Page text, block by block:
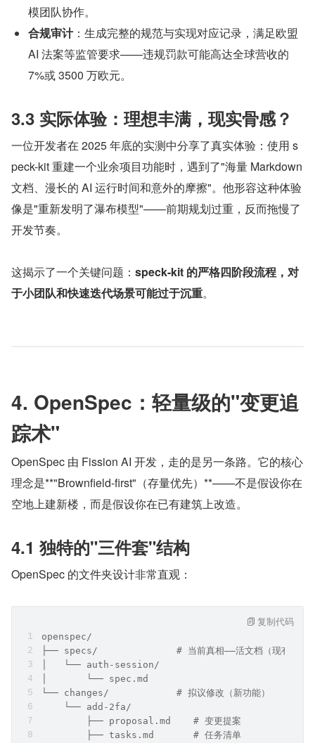
模团队协作。
合规审计：生成完整的规范与实现对应记录，满足欧盟
AI 法案等监管要求——违规罚款可能高达全球营收的
7%或 3500 万欧元。
3.3 实际体验：理想丰满，现实骨感？
一位开发者在 2025 年底的实测中分享了真实体验：使用 s
peck-kit 重建一个业余项目功能时，遇到了"海量 Markdown
文档、漫长的 AI 运行时间和意外的摩擦"。他形容这种体验
像是"重新发明了瀑布模型"——前期规划过重，反而拖慢了
开发节奏。
这揭示了一个关键问题： speck-kit 的严格四阶段流程，对
于小团队和快速迭代场景可能过于沉重。
4. OpenSpec：轻量级的"变更追
踪术"
OpenSpec 由 Fission AI 开发，走的是另一条路。它的核心
理念是**"Brownfield-first"（存量优先）**——不是假设你在
空地上建新楼，而是假设你在已有建筑上改造。
4.1 独特的"三件套"结构
OpenSpec 的文件夹设计非常直观：
openspec/
├── specs/              # 当前真相——活文档（现有系统
│   └── auth-session/
│       └── spec.md
└── changes/            # 拟议修改（新功能）
    └── add-2fa/
        ├── proposal.md    # 变更提案
        ├── tasks.md       # 任务清单
复制代码